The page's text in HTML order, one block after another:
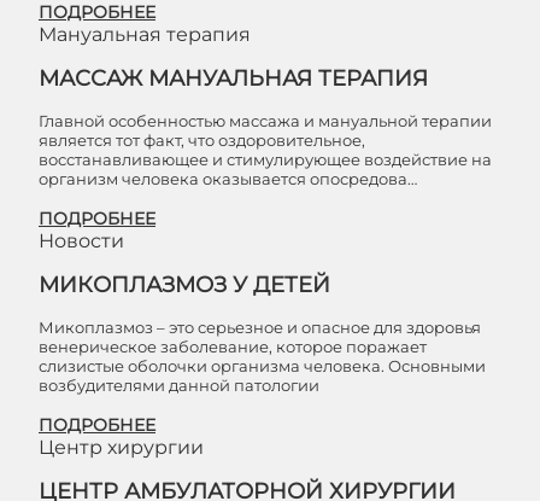
ПОДРОБНЕЕ
Мануальная терапия
МАССАЖ МАНУАЛЬНАЯ ТЕРАПИЯ
Главной особенностью массажа и мануальной терапии
является тот факт, что оздоровительное,
восстанавливающее и стимулирующее воздействие на
организм человека оказывается опосредова…
ПОДРОБНЕЕ
Новости
МИКОПЛАЗМОЗ У ДЕТЕЙ
Микоплазмоз – это серьезное и опасное для здоровья
венерическое заболевание, которое поражает
слизистые оболочки организма человека. Основными
возбудителями данной патологии
ПОДРОБНЕЕ
Центр хирургии
ЦЕНТР АМБУЛАТОРНОЙ ХИРУРГИИ